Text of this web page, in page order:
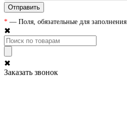
* — Поля, обязательные для заполнения
✖
✖
Заказать звонок